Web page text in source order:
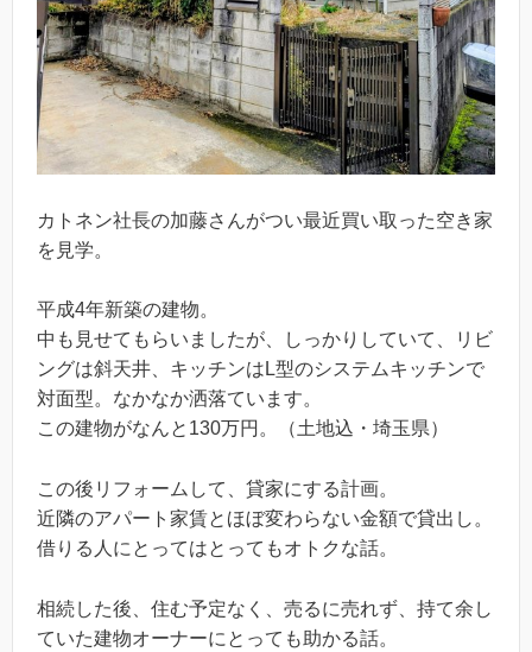
カトネン社長の加藤さんがつい最近買い取った空き家
を見学。
平成4年新築の建物。
中も見せてもらいましたが、しっかりしていて、リビ
ングは斜天井、キッチンはL型のシステムキッチンで
対面型。なかなか洒落ています。
この建物がなんと130万円。（土地込・埼玉県）
この後リフォームして、貸家にする計画。
近隣のアパート家賃とほぼ変わらない金額で貸出し。
借りる人にとってはとってもオトクな話。
相続した後、住む予定なく、売るに売れず、持て余し
ていた建物オーナーにとっても助かる話。